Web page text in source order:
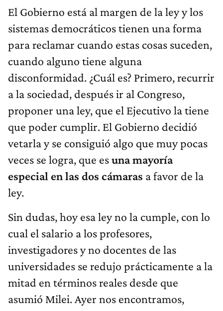
El Gobierno está al margen de la ley y los
sistemas democráticos tienen una forma
para reclamar cuando estas cosas suceden,
cuando alguno tiene alguna
disconformidad. ¿Cuál es? Primero, recurrir
a la sociedad, después ir al Congreso,
proponer una ley, que el Ejecutivo la tiene
que poder cumplir. El Gobierno decidió
vetarla y se consiguió algo que muy pocas
veces se logra, que esuna mayoría
especial en las dos cámaras a favor de la
ley.
Sin dudas, hoy esa ley no la cumple, con lo
cual el salario a los profesores,
investigadores y no docentes de las
universidades se redujo prácticamente a la
mitad en términos reales desde que
asumió Milei. Ayer nos encontramos,